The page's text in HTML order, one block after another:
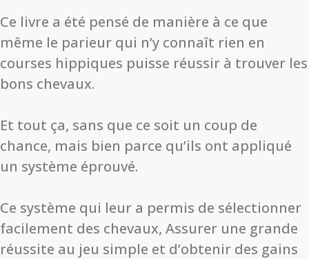
Ce livre a été pensé de manière à ce que
même le parieur qui n’y connaît rien en
courses hippiques puisse réussir à trouver les
bons chevaux.
Et tout ça, sans que ce soit un coup de
chance, mais bien parce qu’ils ont appliqué
un système éprouvé.
Ce système qui leur a permis de sélectionner
facilement des chevaux, Assurer une grande
réussite au jeu simple et d’obtenir des gains